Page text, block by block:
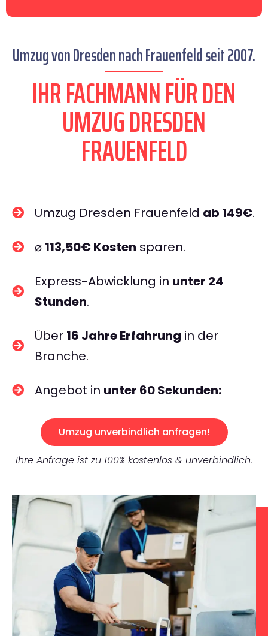
Umzug von Dresden nach Frauenfeld seit 2007.
IHR FACHMANN FÜR DEN
UMZUG DRESDEN
FRAUENFELD
Umzug Dresden Frauenfeld ab 149€.
⌀ 113,50€ Kosten sparen.
Express-Abwicklung in unter 24
Stunden.
Über 16 Jahre Erfahrung in der
Branche.
Angebot in unter 60 Sekunden:
Umzug unverbindlich anfragen!
Ihre Anfrage ist zu 100% kostenlos & unverbindlich.